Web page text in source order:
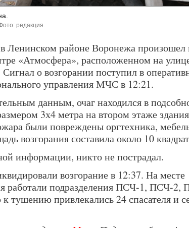
редакция.
Ленинском районе Воронежа произошел
«Атмосфера», расположенном на
Сигнал о возгорании поступил в
управления МЧС в 12:21.
данным, очаг находился в
3х4 метра на втором этаже
были повреждены оргтехника,
возгорания составила около 10
информации, никто не пострадал.
возгорание в 12:37. На месте
работали подразделения ПСЧ-1, ПСЧ-
тушению привлекались 24 спасателя и